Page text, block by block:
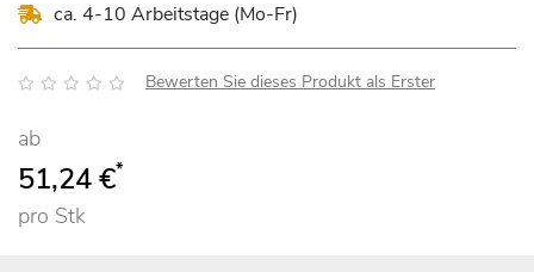
ca. 4-10 Arbeitstage (Mo-Fr)
Bewertung: Bewerten Sie dieses Produkt als Erster
ab
51,24 €*
pro Stk